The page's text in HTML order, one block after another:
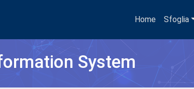
Home Sfoglia
System